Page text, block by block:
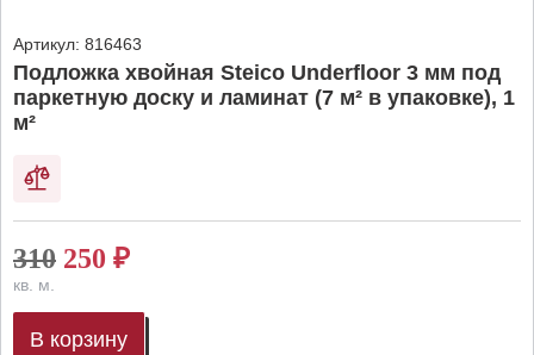
Артикул: 816463
Подложка хвойная Steico Underfloor 3 мм под
паркетную доску и ламинат (7 м² в упаковке), 1
м²
310 250 ₽
кв. м.
В корзину